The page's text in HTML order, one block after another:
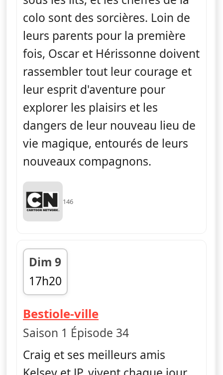
colo sont des sorcières. Loin de
leurs parents pour la première
fois, Oscar et Hérissonne doivent
rassembler tout leur courage et
leur esprit d'aventure pour
explorer les plaisirs et les
dangers de leur nouveau lieu de
vie magique, entourés de leurs
nouveaux compagnons.
146
Dim 9
17h20
fin 17h30
Bestiole-ville— Craig de la crique
Saison 1 Épisode 34
Craig et ses meilleurs amis